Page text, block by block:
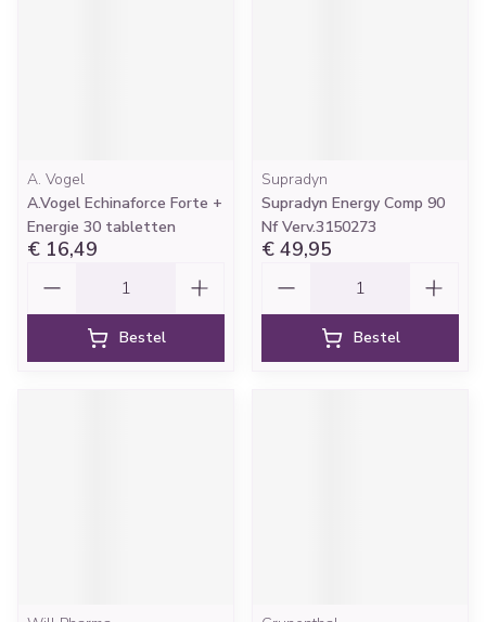
A. Vogel
A.Vogel Echinaforce Forte +
Energie 30 tabletten
€ 16,49
Bestel
Supradyn
Supradyn Energy Comp 90
Nf Verv.3150273
€ 49,95
Bestel